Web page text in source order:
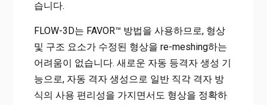
습니다.
FLOW-3D는 FAVOR™ 방법을 사용하므로, 형상
및 구조 요소가 수정된 형상을 re-meshing하는
어려움이 없습니다. 새로운 자동 등격자 생성 기
능으로, 자동 격자 생성으로 일반 직각 격자 방
식의 사용 편리성을 가지면서도 형상을 정확하